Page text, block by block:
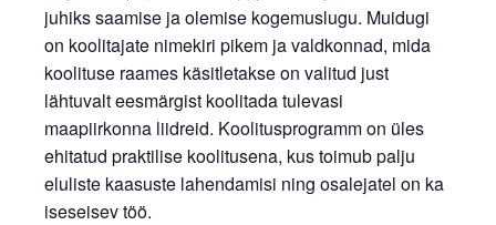
juhiks saamise ja olemise kogemuslugu. Muidugi
on koolitajate nimekiri pikem ja valdkonnad, mida
koolituse raames käsitletakse on valitud just
lähtuvalt eesmärgist koolitada tulevasi
maapiirkonna liidreid. Koolitusprogramm on üles
ehitatud praktilise koolitusena, kus toimub palju
eluliste kaasuste lahendamisi ning osalejatel on ka
iseseisev töö.